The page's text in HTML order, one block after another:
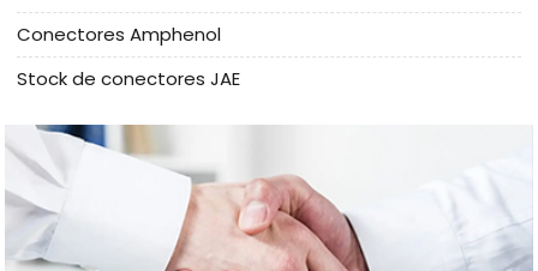
Conectores Amphenol
Stock de conectores JAE